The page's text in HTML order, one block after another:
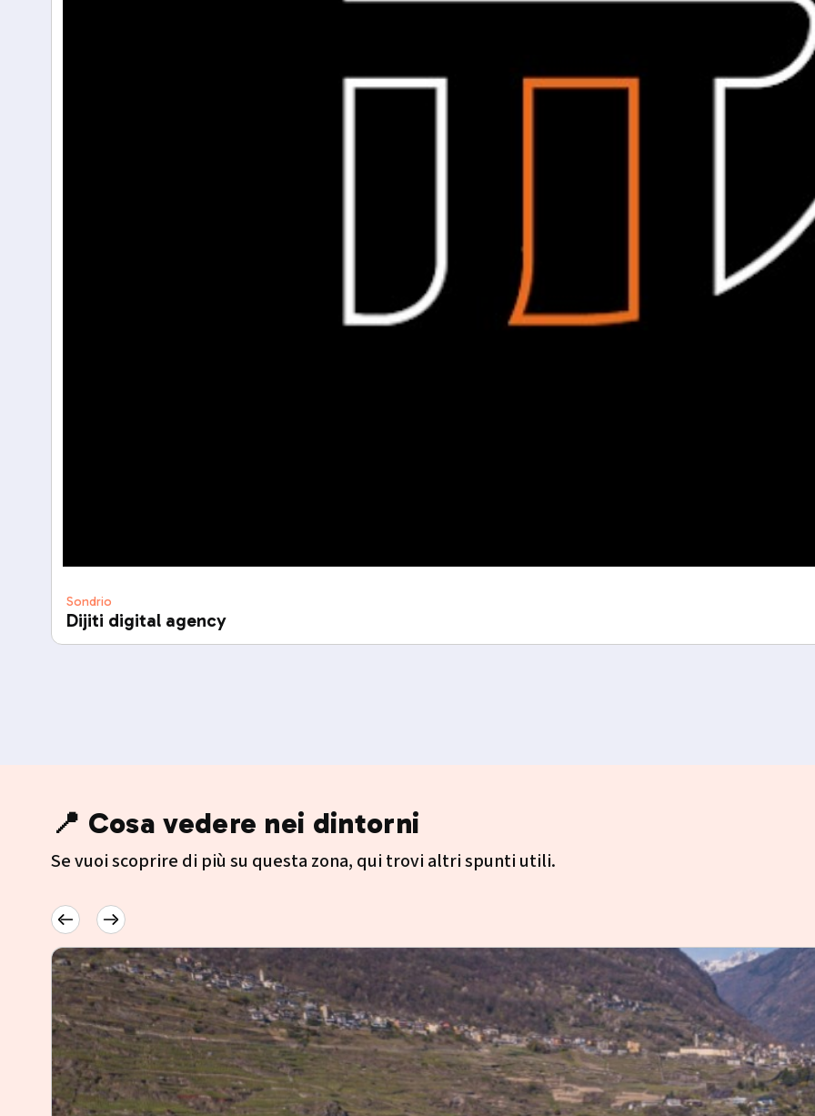
Sondrio
Dijiti digital agency
📍 Cosa vedere nei dintorni
Se vuoi scoprire di più su questa zona, qui trovi altri spunti utili.